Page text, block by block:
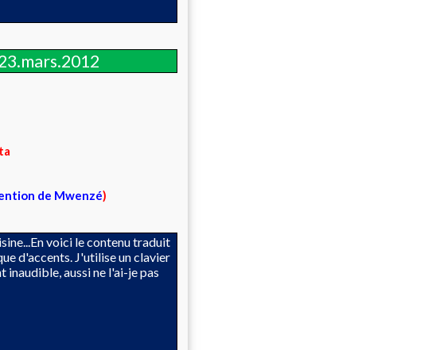
de Mwenzé)
voici le contenu traduit
d'accents. J'utilise un clavier
inaudible, aussi ne l'ai-je pas